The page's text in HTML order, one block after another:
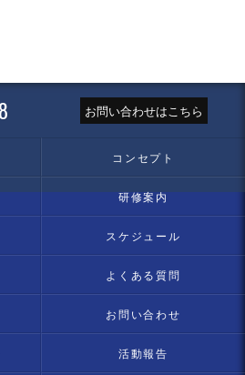
お問い合わせはこちら
コンセプト
研修案内
スケジュール
よくある質問
お問い合わせ
活動報告